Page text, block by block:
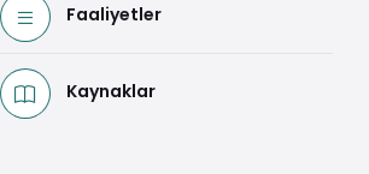
Faaliyetler
Kaynaklar